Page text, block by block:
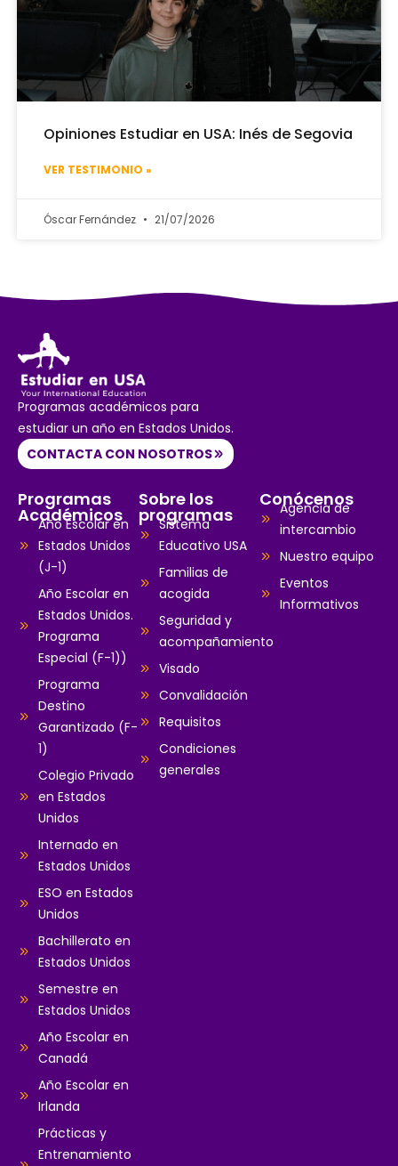
Opiniones Estudiar en USA: Inés de Segovia
VER TESTIMONIO »
Óscar Fernández 21/07/2026
Programas académicos para
estudiar un año en Estados Unidos.
CONTACTA CON NOSOTROS
Programas
Académicos
Año Escolar en
Estados Unidos
(J-1)
Año Escolar en
Estados Unidos.
Programa
Especial (F-1))
Programa
Destino
Garantizado (F-
1)
Colegio Privado
en Estados
Unidos
Internado en
Estados Unidos
ESO en Estados
Unidos
Bachillerato en
Estados Unidos
Semestre en
Estados Unidos
Año Escolar en
Canadá
Año Escolar en
Irlanda
Prácticas y
Entrenamiento
Sobre los
programas
Sistema
Educativo USA
Familias de
acogida
Seguridad y
acompañamiento
Visado
Convalidación
Requisitos
Condiciones
generales
Conócenos
Agencia de
intercambio
Nuestro equipo
Eventos
Informativos